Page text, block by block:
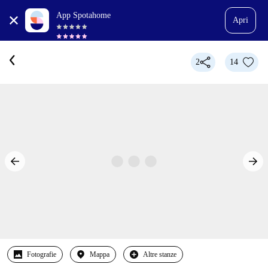
App Spotahome
Apri
2 14
Fotografie Mappa Altre stanze